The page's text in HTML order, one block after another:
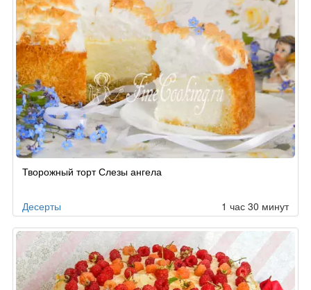
Творожный торт Слезы ангела
Десерты 1 час 30 минут